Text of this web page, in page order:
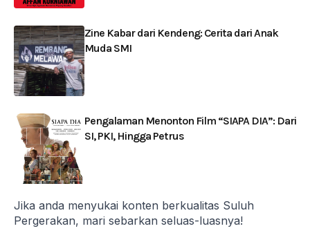
Zine Kabar dari Kendeng: Cerita dari Anak
Muda SMI
Pengalaman Menonton Film “SIAPA DIA”: Dari
SI, PKI, Hingga Petrus
Jika anda menyukai konten berkualitas Suluh
Pergerakan, mari sebarkan seluas-luasnya!